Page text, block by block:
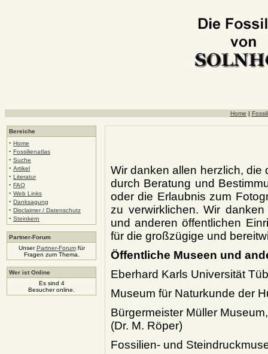
Home |
Bereiche
· Home
· Fossilienatlas
· Suche
· Artikel
· Literatur
· FAQ
· Web Links
· Danksagung
· Disclaimer / Datenschutz
· Steinkern
Partner-Forum
UnserPartner-Forumfür
Fragen zum Thema.
Wer ist Online
Es sind 4
Besucher online.
Wir danken allen herzlich, die
durch Beratung und
oder die Erlaubnis zum
zu verwirklichen. Wir
und anderen öffentlichen
für die großzügige und
Öffentliche Museen und
Eberhard Karls Universität
Museum für Naturkunde der
Bürgermeister Müller
(Dr. M. Röper)
Fossilien- und